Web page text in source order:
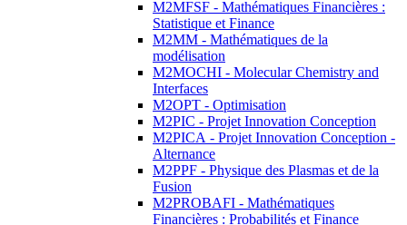
M2MFSF - Mathématiques Financières :
Statistique et Finance
M2MM - Mathématiques de la
modélisation
M2MOCHI - Molecular Chemistry and
Interfaces
M2OPT - Optimisation
M2PIC - Projet Innovation Conception
M2PICA - Projet Innovation Conception -
Alternance
M2PPF - Physique des Plasmas et de la
Fusion
M2PROBAFI - Mathématiques
Financières : Probabilités et Finance